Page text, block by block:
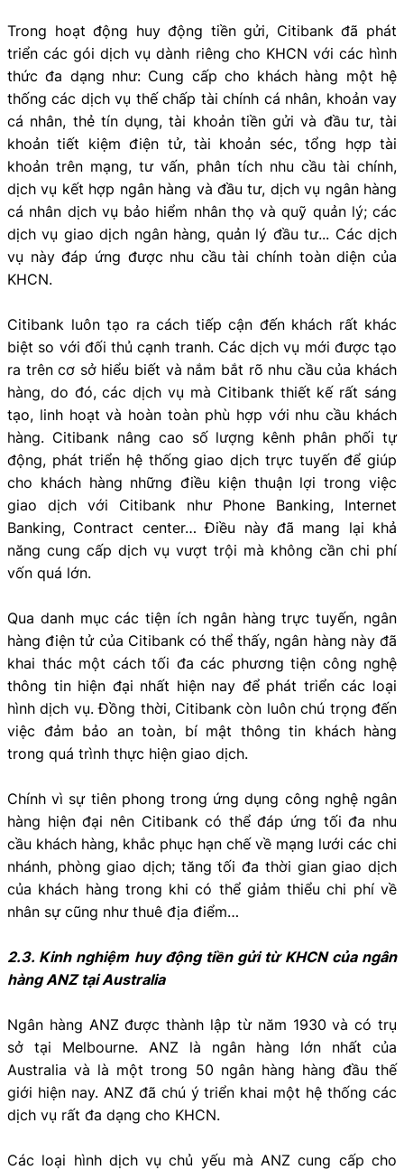
Trong hoạt động huy động tiền gửi, Citibank đã phát
triển các gói dịch vụ dành riêng cho KHCN với các hình
thức đa dạng như: Cung cấp cho khách hàng một hệ
thống các dịch vụ thế chấp tài chính cá nhân, khoản vay
cá nhân, thẻ tín dụng, tài khoản tiền gửi và đầu tư, tài
khoản tiết kiệm điện tử, tài khoản séc, tổng hợp tài
khoản trên mạng, tư vấn, phân tích nhu cầu tài chính,
dịch vụ kết hợp ngân hàng và đầu tư, dịch vụ ngân hàng
cá nhân dịch vụ bảo hiểm nhân thọ và quỹ quản lý; các
dịch vụ giao dịch ngân hàng, quản lý đầu tư... Các dịch
vụ này đáp ứng được nhu cầu tài chính toàn diện của
KHCN.
Citibank luôn tạo ra cách tiếp cận đến khách rất khác
biệt so với đối thủ cạnh tranh. Các dịch vụ mới được tạo
ra trên cơ sở hiểu biết và nắm bắt rõ nhu cầu của khách
hàng, do đó, các dịch vụ mà Citibank thiết kế rất sáng
tạo, linh hoạt và hoàn toàn phù hợp với nhu cầu khách
hàng. Citibank nâng cao số lượng kênh phân phối tự
động, phát triển hệ thống giao dịch trực tuyến để giúp
cho khách hàng những điều kiện thuận lợi trong việc
giao dịch với Citibank như Phone Banking, Internet
Banking, Contract center… Điều này đã mang lại khả
năng cung cấp dịch vụ vượt trội mà không cần chi phí
vốn quá lớn.
Qua danh mục các tiện ích ngân hàng trực tuyến, ngân
hàng điện tử của Citibank có thể thấy, ngân hàng này đã
khai thác một cách tối đa các phương tiện công nghệ
thông tin hiện đại nhất hiện nay để phát triển các loại
hình dịch vụ. Đồng thời, Citibank còn luôn chú trọng đến
việc đảm bảo an toàn, bí mật thông tin khách hàng
trong quá trình thực hiện giao dịch.
Chính vì sự tiên phong trong ứng dụng công nghệ ngân
hàng hiện đại nên Citibank có thể đáp ứng tối đa nhu
cầu khách hàng, khắc phục hạn chế về mạng lưới các chi
nhánh, phòng giao dịch; tăng tối đa thời gian giao dịch
của khách hàng trong khi có thể giảm thiểu chi phí về
nhân sự cũng như thuê địa điểm…
2.3. Kinh nghiệm huy động tiền gửi từ KHCN của ngân
hàng ANZ tại Australia
Ngân hàng ANZ được thành lập từ năm 1930 và có trụ
sở tại Melbourne. ANZ là ngân hàng lớn nhất của
Australia và là một trong 50 ngân hàng hàng đầu thế
giới hiện nay. ANZ đã chú ý triển khai một hệ thống các
dịch vụ rất đa dạng cho KHCN.
Các loại hình dịch vụ chủ yếu mà ANZ cung cấp cho